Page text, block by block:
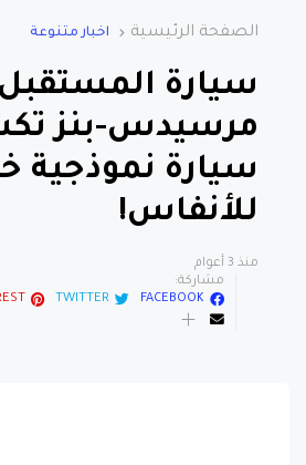
الصفحة الرئيسية اخبار متنوعة
سيارة
مرسيدس-بنز
سيارة نموذجية
للأنفاس!
منذ 3 أعوام
مشاركة:
FACEBOOK
TWITTER